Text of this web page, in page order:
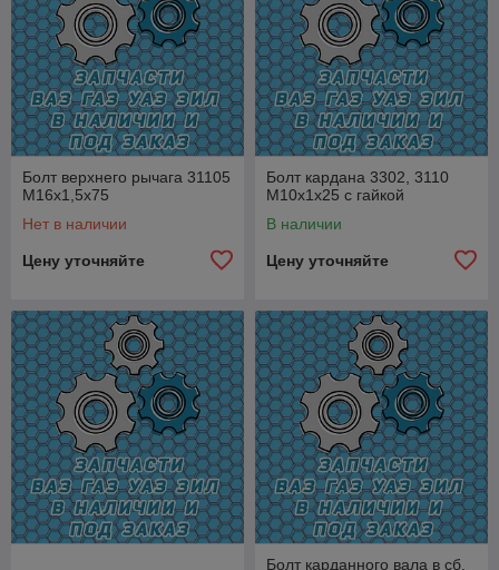
Болт верхнего рычага 31105
М16х1,5х75
Нет в наличии
Цену уточняйте
Болт кардана 3302, 3110
М10х1х25 с гайкой
В наличии
Цену уточняйте
Болт карданного вала в сб.